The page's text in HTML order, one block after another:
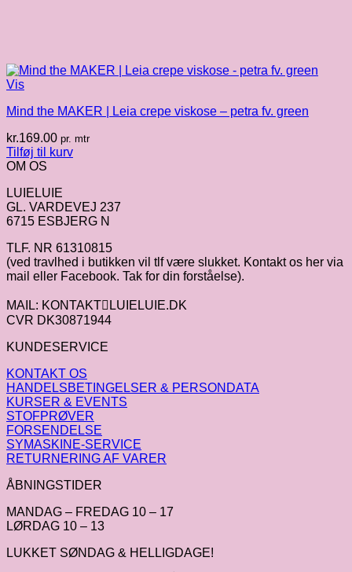
Vis
Mind the MAKER | Leia crepe viskose – petra fv. green
kr.169.00 pr. mtr
Tilføj til kurv
OM OS
LUIELUIE
GL. VARDEVEJ 237
6715 ESBJERG N
TLF. NR 61310815
(ved travlhed i butikken vil tlf være slukket. Kontakt os her via
mail eller Facebook. Tak for din forståelse).
MAIL: KONTAKTLUIELUIE.DK
CVR DK30871944
KUNDESERVICE
KONTAKT OS
HANDELSBETINGELSER & PERSONDATA
KURSER & EVENTS
STOFPRØVER
FORSENDELSE
SYMASKINE-SERVICE
RETURNERING AF VARER
ÅBNINGSTIDER
MANDAG – FREDAG 10 – 17
LØRDAG 10 – 13
LUKKET SØNDAG & HELLIGDAGE!